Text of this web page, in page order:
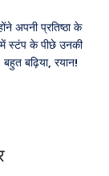
अपनी प्रतिष्ठा के
स्टंप के पीछे उनकी
बढ़िया, रयान!